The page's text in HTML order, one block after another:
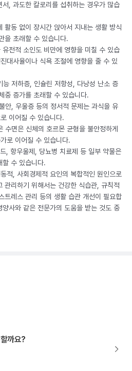
, 과도한 칼로리를 섭취하는 경우가 많습
활동 없이 장시간 앉아서 지내는 생활 방식
을 초래할 수 있습니다.
전적 소인도 비만에 영향을 미칠 수 있습
대사율이나 식욕 조절에 영향을 줄 수 있
저하증, 인슐린 저항성, 다낭성 난소 증
중 증가를 초래할 수 있습니다.
안, 우울증 등의 정서적 문제는 과식을 유
이어질 수 있습니다.
면은 신체의 호르몬 균형을 불안정하게
로 이어질 수 있습니다.
, 항우울제, 당뇨병 치료제 등 일부 약물은
할 수 있습니다.
적, 사회경제적 요인의 복합적인 원인으로
관리하기 위해서는 건강한 식습관, 규칙적
트레스 관리 등의 생활 습관 개선이 필요합
사와 같은 전문가의 도움을 받는 것도 중
까요?